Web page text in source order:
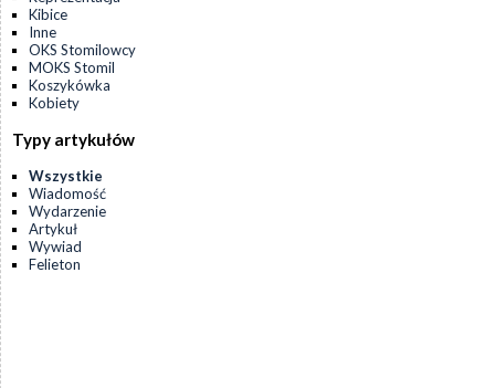
Kibice
Inne
OKS Stomilowcy
MOKS Stomil
Koszykówka
Kobiety
Typy artykułów
Wszystkie
Wiadomość
Wydarzenie
Artykuł
Wywiad
Felieton